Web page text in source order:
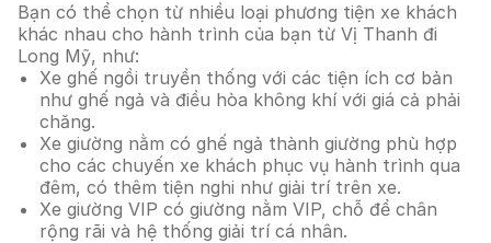
Bạn có thể chọn từ nhiều loại phương tiện xe khách
khác nhau cho hành trình của bạn từ Vị Thanh đi
Long Mỹ, như:
Xe ghế ngồi truyền thống với các tiện ích cơ bản
như ghế ngả và điều hòa không khí với giá cả phải
chăng.
Xe giường nằm có ghế ngả thành giường phù hợp
cho các chuyến xe khách phục vụ hành trình qua
đêm, có thêm tiện nghi như giải trí trên xe.
Xe giường VIP có giường nằm VIP, chỗ để chân
rộng rãi và hệ thống giải trí cá nhân.